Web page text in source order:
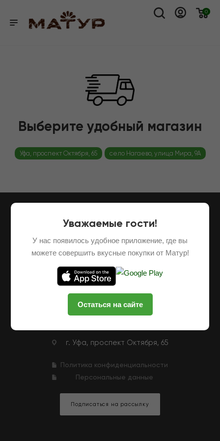
0
Выберите удобный магазин
Уфа, проспект Октября, 65 село Нагаево, улица Мира, 9А
ОПТОВЫЕ ПОСТАВКИ
НАШИ ФЕРМЕРЫ ВАКАНСИИ
КЛУБНАЯ ПРОГРАММА
+7 (927) 326-47-25 ЗАКАЗАТЬ ЗВОНОК
г. Уфа, проспект Октября, 65
Политика конфиденциальности
Персональные данные
Подписаться на рассылку
Уважаемые гости!
У нас появилось удобное приложение, где вы
можете совершить вкусные покупки от Матур!
Остаться на сайте